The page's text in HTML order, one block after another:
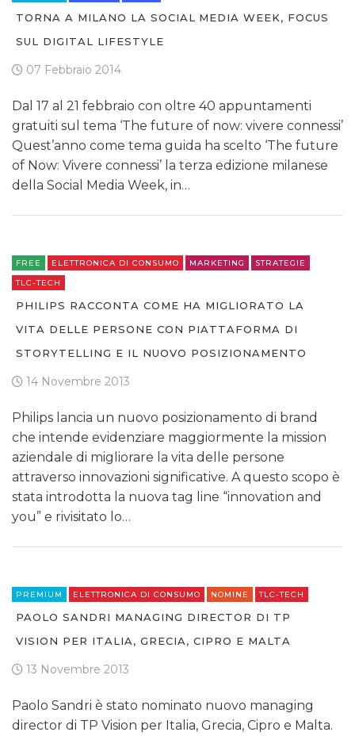
TORNA A MILANO LA SOCIAL MEDIA WEEK, FOCUS
SUL DIGITAL LIFESTYLE
07 Febbraio 2014
Dal 17 al 21 febbraio con oltre 40 appuntamenti
gratuiti sul tema ‘The future of now: vivere connessi’
Quest’anno come tema guida ha scelto ‘The future
of Now: Vivere connessi’ la terza edizione milanese
della Social Media Week, in…
FREE ELETTRONICA DI CONSUMO MARKETING
STRATEGIE
TLC-TECH
PHILIPS RACCONTA COME HA MIGLIORATO LA
VITA DELLE PERSONE CON PIATTAFORMA DI
STORYTELLING E IL NUOVO POSIZIONAMENTO
14 Novembre 2013
Philips lancia un nuovo posizionamento di brand
che intende evidenziare maggiormente la mission
aziendale di migliorare la vita delle persone
attraverso innovazioni significative. A questo scopo è
stata introdotta la nuova tag line “innovation and
you” e rivisitato lo…
PREMIUM ELETTRONICA DI CONSUMO NOMINE TLC-TECH
PAOLO SANDRI MANAGING DIRECTOR DI TP
VISION PER ITALIA, GRECIA, CIPRO E MALTA
13 Novembre 2013
Paolo Sandri è stato nominato nuovo managing
director di TP Vision per Italia, Grecia, Cipro e Malta.